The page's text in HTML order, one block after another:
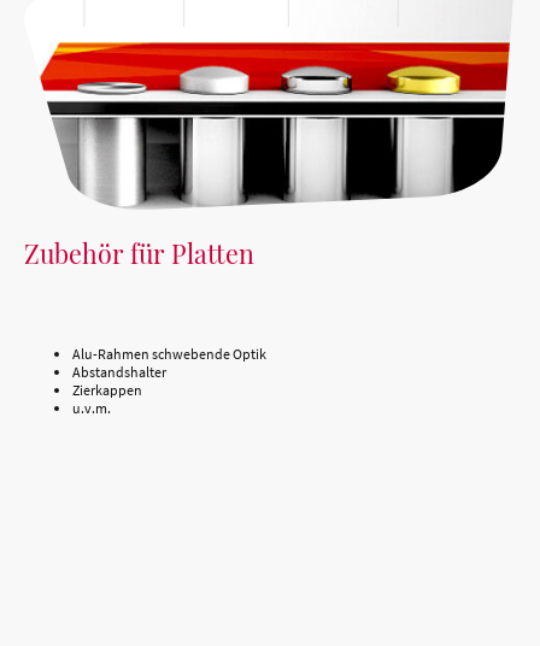
Zubehör für Platten
Alu-Rahmen schwebende Optik
Abstandshalter
Zierkappen
u.v.m.